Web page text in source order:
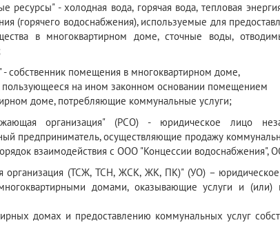
ресурсы" - холодная вода, горячая вода, тепловая
(горячего водоснабжения), используемые для
в многоквартирном доме, сточные воды,
- собственник помещения в многоквартирном доме,
пользующееся на ином законном основании помещением
доме, потребляющие коммунальные услуги;
организация" (РСО) - юридическое лицо
предприниматель, осуществляющие продажу
взаимодействия с ООО "Концессии водоснабжения",
организация (ТСЖ, ТСН, ЖСК, ЖК, ПК)" (УО) –
домами, оказывающие услуги и
домах и предоставлению коммунальных услуг